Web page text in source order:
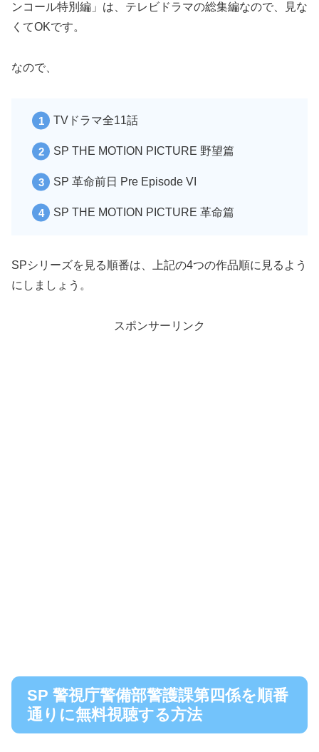
ンコール特別編」は、テレビドラマの総集編なので、見な
くてOKです。
なので、
TVドラマ全11話
SP THE MOTION PICTURE 野望篇
SP 革命前日 Pre Episode VI
SP THE MOTION PICTURE 革命篇
SPシリーズを見る順番は、上記の4つの作品順に見るよう
にしましょう。
スポンサーリンク
SP 警視庁警備部警護課第四係を順番
通りに無料視聴する方法